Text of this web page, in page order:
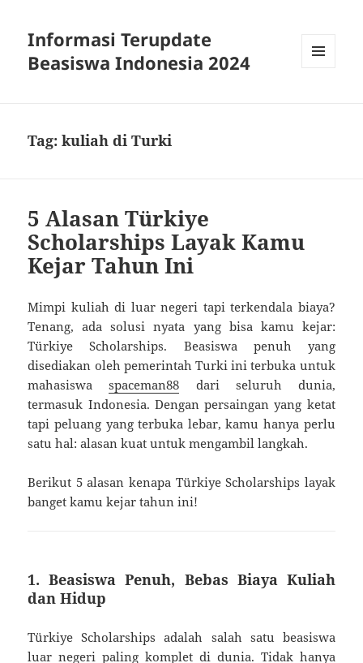
Informasi Terupdate
Beasiswa Indonesia 2024
Tag:kuliah di Turki
5 Alasan Türkiye
Scholarships Layak Kamu
Kejar Tahun Ini
Mimpi kuliah di luar negeri tapi terkendala biaya?
Tenang, ada solusi nyata yang bisa kamu kejar:
Türkiye Scholarships. Beasiswa penuh yang
disediakan oleh pemerintah Turki ini terbuka untuk
mahasiswaspaceman88 dari seluruh dunia,
termasuk Indonesia. Dengan persaingan yang ketat
tapi peluang yang terbuka lebar, kamu hanya perlu
satu hal: alasan kuat untuk mengambil langkah.
Berikut 5 alasan kenapa Türkiye Scholarships layak
banget kamu kejar tahun ini!
1. Beasiswa Penuh, Bebas Biaya Kuliah
dan Hidup
Türkiye Scholarships adalah salah satu beasiswa
luar negeri paling komplet di dunia. Tidak hanya